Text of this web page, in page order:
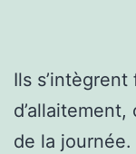
Ils
de la journée.